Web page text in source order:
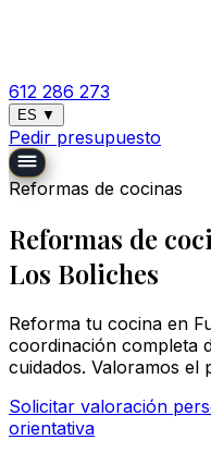
612 286 273
ES ▼
Pedir presupuesto
Reformas de cocinas
Reformas de
Los Boliches
Reforma tu cocina en
coordinación completa
cuidados. Valoramos el
Solicitar valoración
orientativa